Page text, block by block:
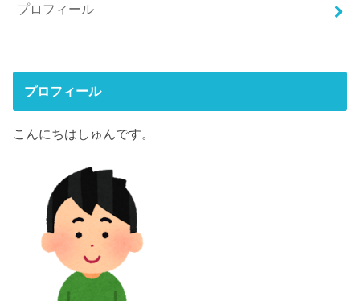
プロフィール
プロフィール
こんにちはしゅんです。